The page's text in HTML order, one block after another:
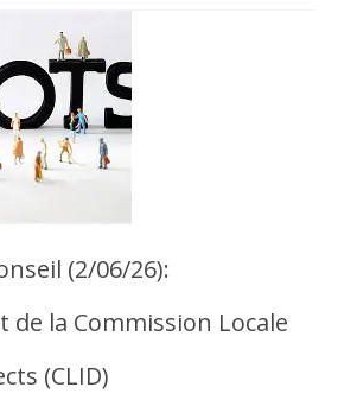
(2/06/26):
la Commission Locale
(CLID)